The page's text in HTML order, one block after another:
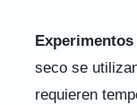
seco se
requieren